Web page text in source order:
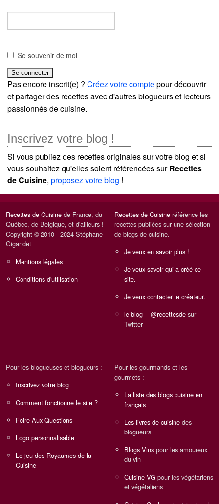
Se souvenir de moi
Pas encore inscrit(e) ? Créez votre comptepour découvrir
et partager des recettes avec d'autres blogueurs et lecteurs
passionnés de cuisine.
Inscrivez votre blog !
Si vous publiez des recettes originales sur votre blog et si
vous souhaitez qu'elles soient référencées surRecettes
de Cuisine, proposez votre blog !
Recettes de Cuisine de France, du
Québec, de Belgique, et d'ailleurs !
Copyright © 2010 - 2024 Stéphane
Gigandet
Mentions légales
Conditions d'utilisation
Recettes de Cuisine référence les
recettes publiées sur une sélection
de blogs de cuisine.
Je veux en savoir plus !
Je veux savoir qui a créé ce
site.
Je veux contacter le créateur.
le blog -- @recettesde sur
Twitter
Pour les blogueuses et blogueurs :
Inscrivez votre blog
Comment fonctionne le site ?
Foire Aux Questions
Logo personnalisable
Le jeu des Royaumes de la
Cuisine
Pour les gourmands et les
gourmets :
La liste des blogs cuisine en
français
Les livres de cuisine des
blogueurs
Blogs Vins pour les amoureux
du vin
Cuisine VG pour les végétariens
et végétaliens